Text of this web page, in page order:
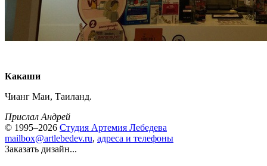
Какаши
Чианг Маи, Таиланд.
Прислал Андрей
© 1995–2026 Студия Артемия Лебедева
mailbox@artlebedev.ru, адреса и телефоны
Заказать дизайн...